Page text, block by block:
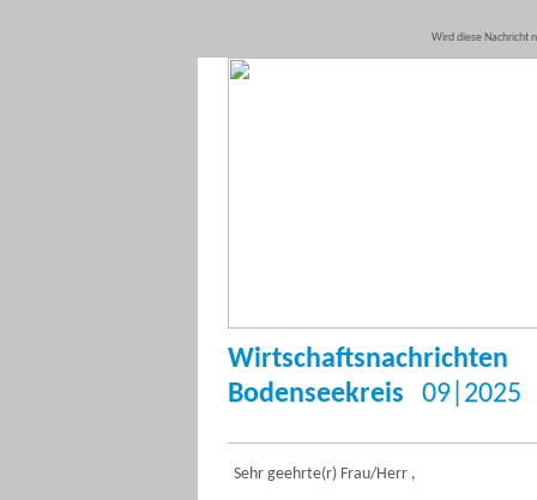
Wird diese Nachricht
Wirtschaftsnachrichten
Bodenseekreis 09|2025
Sehr geehrte(r) Frau/Herr ,